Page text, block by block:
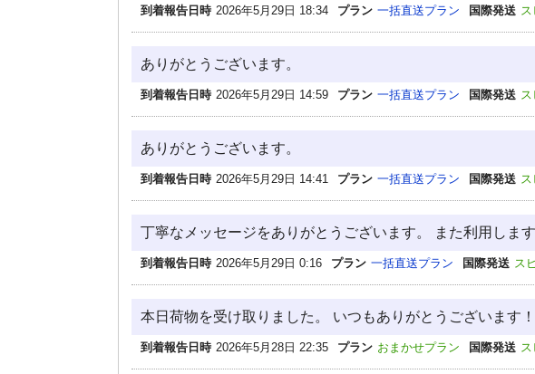
到着報告日時 2026年5月29日 18:34 プラン 一括直送プラン 国際発送
ありがとうございます。
到着報告日時 2026年5月29日 14:59 プラン 一括直送プラン 国際発送
ありがとうございます。
到着報告日時 2026年5月29日 14:41 プラン 一括直送プラン 国際発送
丁寧なメッセージをありがとうございます。 また利用します
到着報告日時 2026年5月29日 0:16 プラン 一括直送プラン 国際発送 ス
本日荷物を受け取りました。 いつもありがとうございます！
到着報告日時 2026年5月28日 22:35 プラン おまかせプラン 国際発送